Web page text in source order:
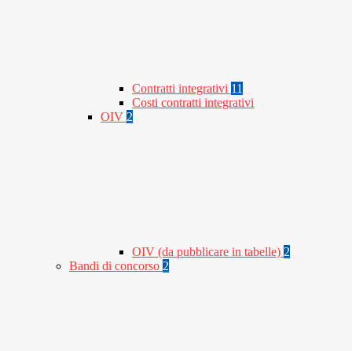
Contratti integrativi 11
Costi contratti integrativi
OIV 2
OIV (da pubblicare in tabelle) 2
Bandi di concorso 2